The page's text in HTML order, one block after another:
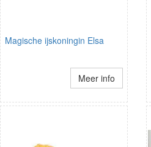
Magische ijskoningin Elsa
Meer info